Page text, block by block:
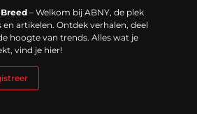
– Welkom bij ABNY, de plek
artikelen. Ontdek verhalen, deel
hoogte van trends. Alles wat je
vind je hier!